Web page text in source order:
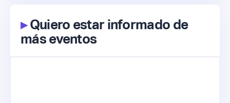
▸Quiero estar informado de
más eventos